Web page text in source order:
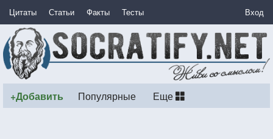
Цитаты Статьи Факты Тесты Вход
+Добавить Популярные Еще